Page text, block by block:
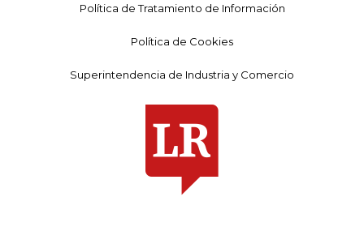
Política de Tratamiento de Información
Política de Cookies
Superintendencia de Industria y Comercio